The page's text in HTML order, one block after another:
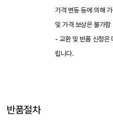
가격 변동 등에 의해
및 가격 보상은 불가함
- 교환 및 반품 신청은
립니다.
반품절차